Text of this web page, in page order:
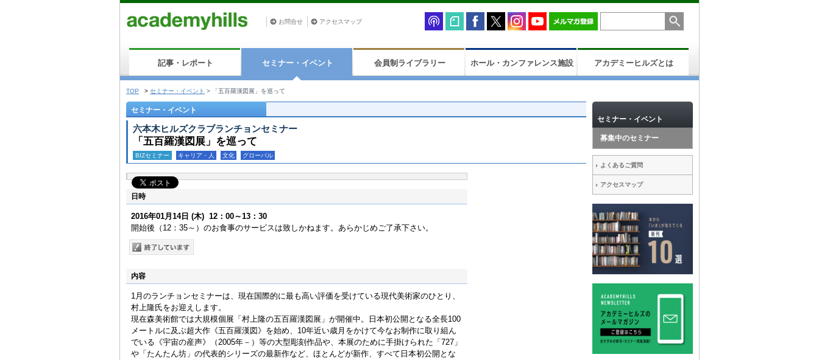
お問合せ アクセスマップ
記事・レポート セミナー・イベント 会員制ライブラリー ホール・カンファレンス施設 アカデミーヒルズとは
TOP > セミナー・イベント > 「五百羅漢図展」を巡って
セミナー・イベント
六本木ヒルズクラブランチョンセミナー
「五百羅漢図展」を巡って
BIZセミナー キャリア・人 文化 グローバル
日時
2016年01月14日 (木) 12：00～13：30
開始後（12：35～）のお食事のサービスは致しかねます。あらかじめご了承下さい。
内容
1月のランチョンセミナーは、現在国際的に最も高い評価を受けている現代美術家のひとり、
村上隆氏をお迎えします。
現在森美術館では大規模個展「村上隆の五百羅漢図展」が開催中。日本初公開となる全長100
メートルに及ぶ超大作《五百羅漢図》を始め、10年近い歳月をかけて今なお制作に取り組ん
でいる《宇宙の産声》（2005年－）等の大型彫刻作品や、本展のために手掛けられた「727」
や「たんたん坊」の代表的シリーズの最新作など、ほとんどが新作、すべて日本初公開とな
セミナー・イベント
募集中のセミナー
よくあるご質問
アクセスマップ